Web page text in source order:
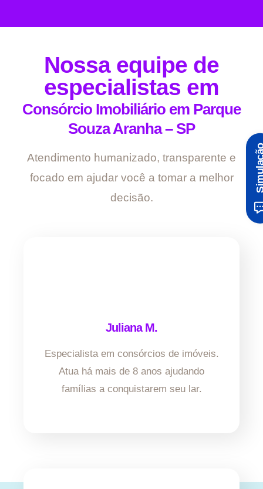
Nossa equipe de
especialistas em
Consórcio Imobiliário em Parque
Souza Aranha – SP
Atendimento humanizado, transparente e
focado em ajudar você a tomar a melhor
decisão.
Juliana M.
Especialista em consórcios de imóveis.
Atua há mais de 8 anos ajudando
famílias a conquistarem seu lar.